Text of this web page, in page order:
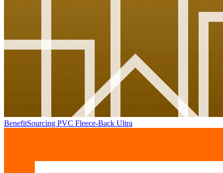
BenefitSourcing PVC Fleece-Back Ultra